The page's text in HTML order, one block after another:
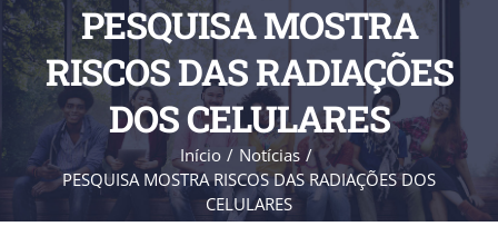
PESQUISA MOSTRA
RISCOS DAS RADIAÇÕES
DOS CELULARES
Início
Notícias
PESQUISA MOSTRA RISCOS DAS RADIAÇÕES DOS
CELULARES